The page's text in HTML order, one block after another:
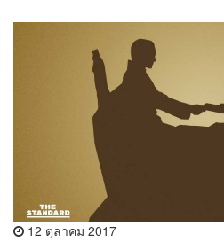
12 ตุลาคม 2017